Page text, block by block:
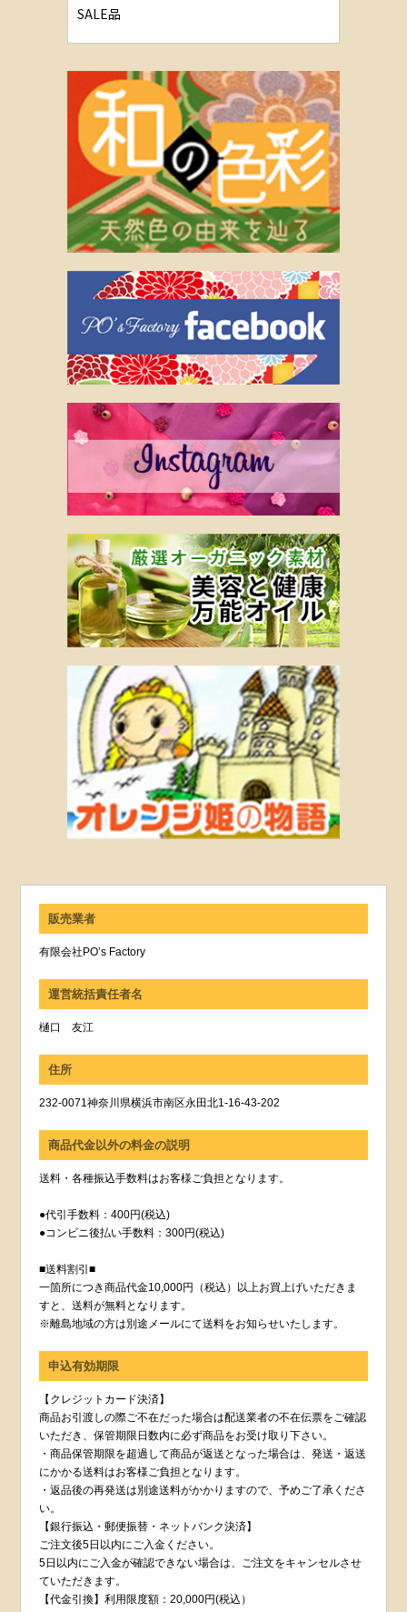
SALE品
販売業者
有限会社PO’s Factory
運営統括責任者名
樋口 友江
住所
232-0071神奈川県横浜市南区永田北1-16-43-202
商品代金以外の料金の説明
送料・各種振込手数料はお客様ご負担となります。
●代引手数料：400円(税込)
●コンビニ後払い手数料：300円(税込)
■送料割引■
一箇所につき商品代金10,000円（税込）以上お買上げいただきま
すと、送料が無料となります。
※離島地域の方は別途メールにて送料をお知らせいたします。
申込有効期限
【クレジットカード決済】
商品お引渡しの際ご不在だった場合は配送業者の不在伝票をご確認
いただき、保管期限日数内に必ず商品をお受け取り下さい。
・商品保管期限を超過して商品が返送となった場合は、発送・返送
にかかる送料はお客様ご負担となります。
・返品後の再発送は別途送料がかかりますので、予めご了承くださ
い。
【銀行振込・郵便振替・ネットバンク決済】
ご注文後5日以内にご入金ください。
5日以内にご入金が確認できない場合は、ご注文をキャンセルさせ
ていただきます。
【代金引換】利用限度額：20,000円(税込）